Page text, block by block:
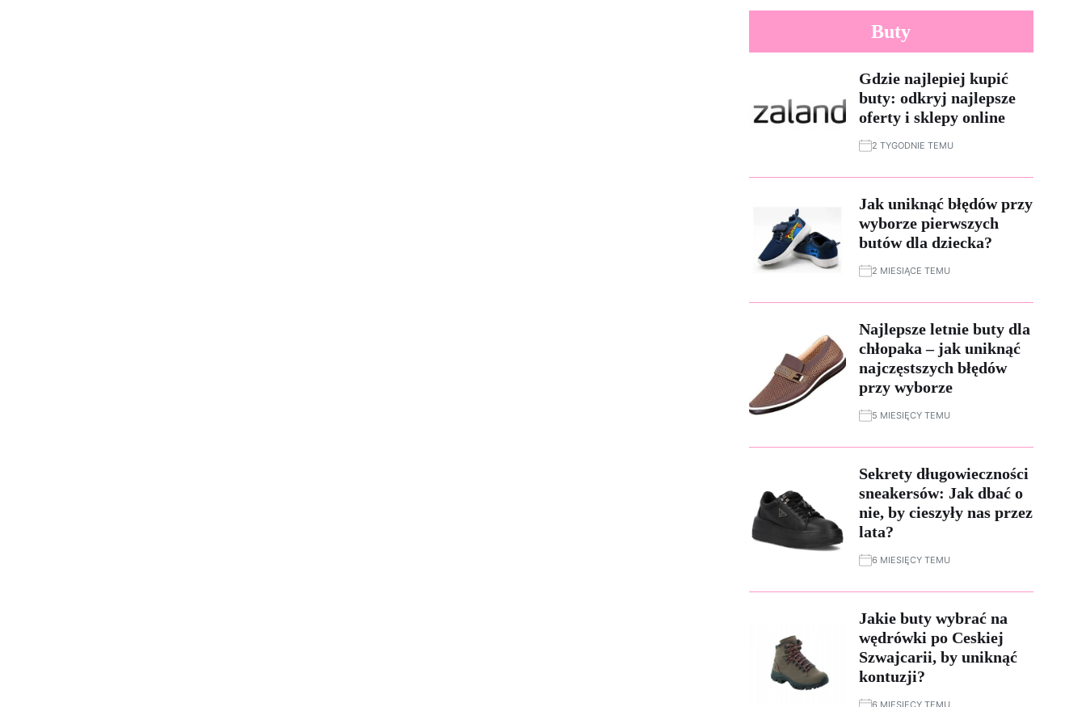
Buty
Gdzie najlepiej kupić
buty: odkryj najlepsze
oferty i sklepy online
2 TYGODNIE TEMU
Jak uniknąć błędów przy
wyborze pierwszych
butów dla dziecka?
2 MIESIĄCE TEMU
Najlepsze letnie buty dla
chłopaka – jak uniknąć
najczęstszych błędów
przy wyborze
5 MIESIĘCY TEMU
Sekrety długowieczności
sneakersów: Jak dbać o
nie, by cieszyły nas przez
lata?
6 MIESIĘCY TEMU
Jakie buty wybrać na
wędrówki po Ceskiej
Szwajcarii, by uniknąć
kontuzji?
6 MIESIĘCY TEMU